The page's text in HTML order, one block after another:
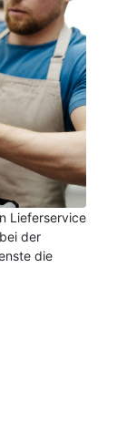
Lieferservice
der
die